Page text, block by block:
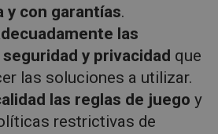
y con garantías.
las
y privacidad que
las soluciones a utilizar.
las reglas de juego y
restrictivas de